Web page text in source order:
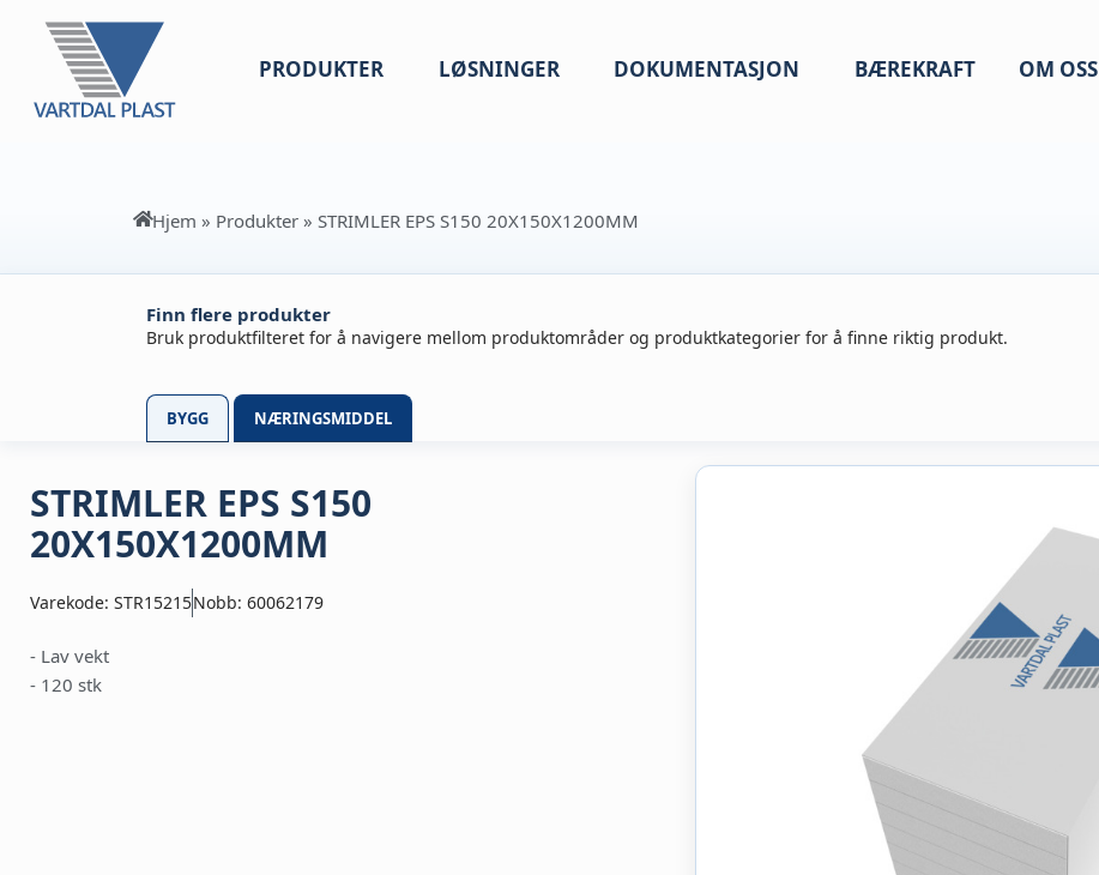
PRODUKTER LØSNINGER DOKUMENTASJON BÆREKRAFT OM OSS
Hjem » Produkter » STRIMLER EPS S150 20X150X1200MM
Finn flere produkter
Bruk produktfilteret for å navigere mellom produktområder og produktkategorier for å finne riktig produkt.
BYGG NÆRINGSMIDDEL
STRIMLER EPS S150
20X150X1200MM
Varekode: STR15215Nobb: 60062179
- Lav vekt
- 120 stk